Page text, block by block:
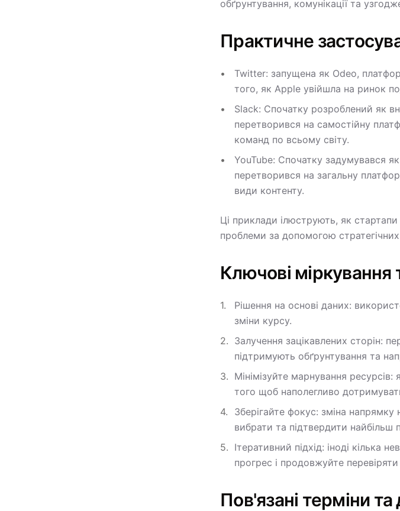
обґрунтування, комунікації та
Практичне
Twitter: запущена як Odeo,
того, як Apple увійшла на ринок
Slack: Спочатку розроблений як
перетворився на самостійну
команд по всьому світу.
YouTube: Спочатку задумувався
перетворився на загальну
види контенту.
Ці приклади ілюструють, як
проблеми за допомогою стратегічних
Ключові міркування
Рішення на основі даних:
зміни курсу.
Залучення зацікавлених сторін:
підтримують обґрунтування та
Мінімізуйте марнування
того щоб наполегливо
Зберігайте фокус: зміна
вибрати та підтвердити
Ітеративний підхід: іноді кілька
прогрес і продовжуйте
Пов'язані терміни